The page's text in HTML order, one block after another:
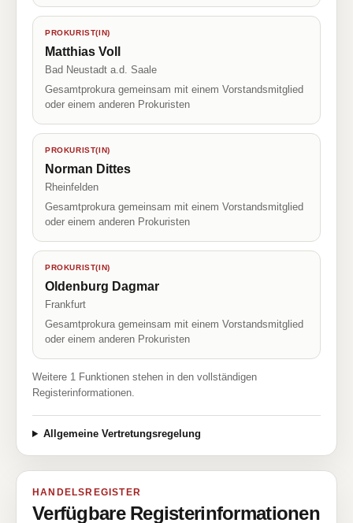
PROKURIST(IN)
Matthias Voll
Bad Neustadt a.d. Saale
Gesamtprokura gemeinsam mit einem Vorstandsmitglied
oder einem anderen Prokuristen
PROKURIST(IN)
Norman Dittes
Rheinfelden
Gesamtprokura gemeinsam mit einem Vorstandsmitglied
oder einem anderen Prokuristen
PROKURIST(IN)
Oldenburg Dagmar
Frankfurt
Gesamtprokura gemeinsam mit einem Vorstandsmitglied
oder einem anderen Prokuristen
Weitere 1 Funktionen stehen in den vollständigen
Registerinformationen.
Allgemeine Vertretungsregelung
HANDELSREGISTER
Verfügbare Registerinformationen